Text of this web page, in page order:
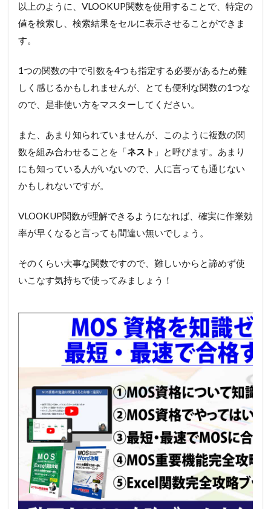
以上のように、VLOOKUP関数を使用することで、特定の
値を検索し、検索結果をセルに表示させることができま
す。
1つの関数の中で引数を4つも指定する必要があるため難
しく感じるかもしれませんが、とても便利な関数の1つな
ので、是非使い方をマスターしてください。
また、あまり知られていませんが、このように複数の関
数を組み合わせることを「ネスト 」と呼びます。あまり
にも知っている人がいないので、人に言っても通じない
かもしれないですが。
VLOOKUP関数が理解できるようになれば、確実に作業効
率が早くなると言っても間違い無いでしょう。
そのくらい大事な関数ですので、難しいからと諦めず使
いこなす気持ちで使ってみましょう！